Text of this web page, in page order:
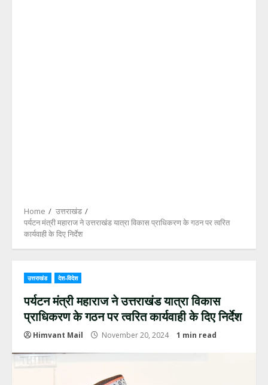
Home
उत्तराखंड
पर्यटन मंत्री महाराज ने उत्तराखंड यात्रा विकास प्राधिकरण के गठन पर त्वरित
कार्यवाही के दिए निर्देश
उत्तराखंड देश-विदेश
पर्यटन मंत्री महाराज ने उत्तराखंड यात्रा विकास
प्राधिकरण के गठन पर त्वरित कार्यवाही के दिए निर्देश
Himvant Mail November 20, 2024 1 min read